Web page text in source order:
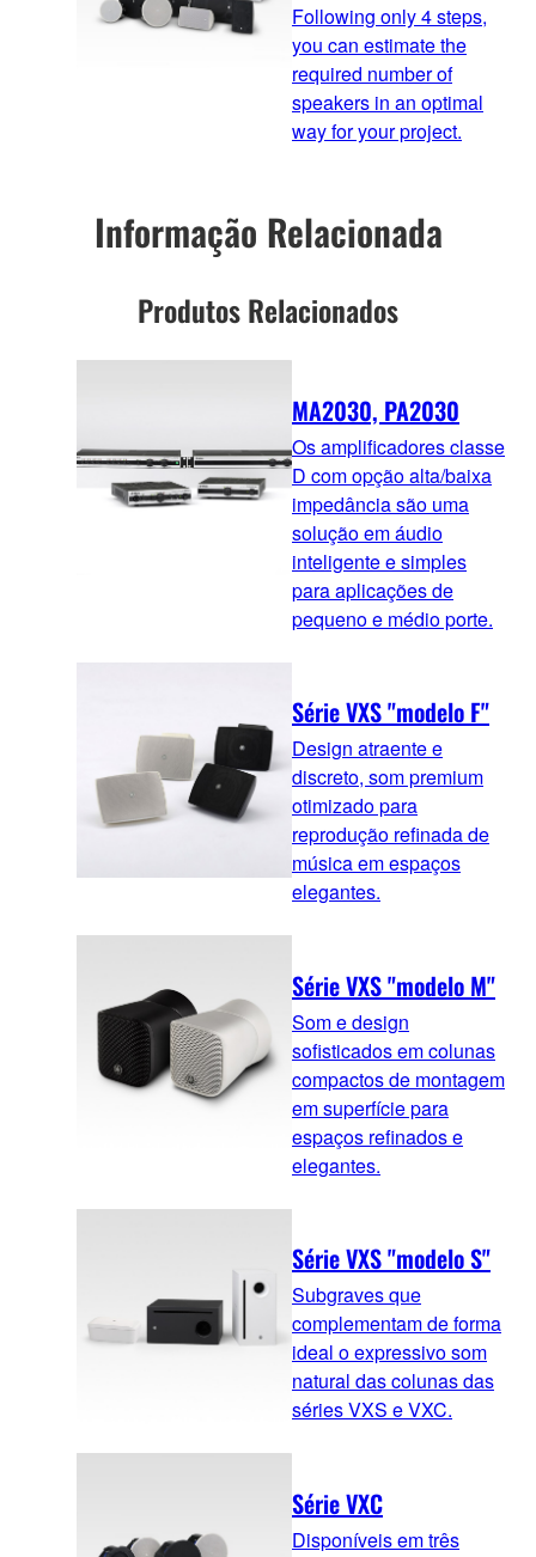
Following only 4 steps,
you can estimate the
required number of
speakers in an optimal
way for your project.
Informação Relacionada
Produtos Relacionados
MA2030, PA2030
Os amplificadores classe
D com opção alta/baixa
impedância são uma
solução em áudio
inteligente e simples
para aplicações de
pequeno e médio porte.
Série VXS "modelo F"
Design atraente e
discreto, som premium
otimizado para
reprodução refinada de
música em espaços
elegantes.
Série VXS "modelo M"
Som e design
sofisticados em colunas
compactos de montagem
em superfície para
espaços refinados e
elegantes.
Série VXS "modelo S"
Subgraves que
complementam de forma
ideal o expressivo som
natural das colunas das
séries VXS e VXC.
Série VXC
Disponíveis em três